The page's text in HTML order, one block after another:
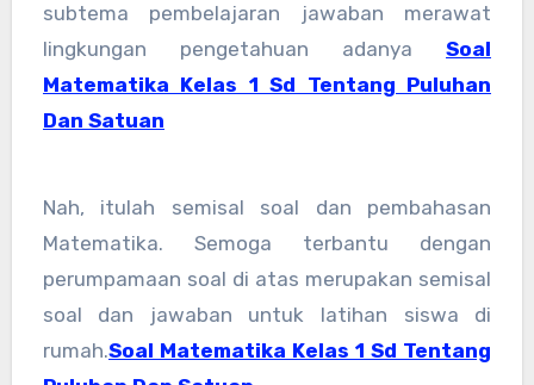
subtema pembelajaran jawaban merawat
lingkungan pengetahuan adanyaSoal
Matematika Kelas 1 Sd Tentang Puluhan
Dan Satuan
Nah, itulah semisal soal dan pembahasan
Matematika. Semoga terbantu dengan
perumpamaan soal di atas merupakan semisal
soal dan jawaban untuk latihan siswa di
rumah.Soal Matematika Kelas 1 Sd Tentang